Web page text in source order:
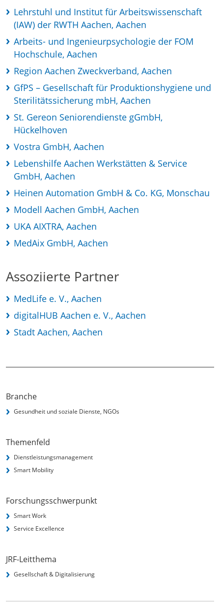
Lehrstuhl und Institut für Arbeitswissenschaft
(IAW) der RWTH Aachen, Aachen
Arbeits- und Ingenieurpsychologie der FOM
Hochschule, Aachen
Region Aachen Zweckverband, Aachen
GfPS – Gesellschaft für Produktionshygiene und
Sterilitätssicherung mbH, Aachen
St. Gereon Seniorendienste gGmbH,
Hückelhoven
Vostra GmbH, Aachen
Lebenshilfe Aachen Werkstätten & Service
GmbH, Aachen
Heinen Automation GmbH & Co. KG, Monschau
Modell Aachen GmbH, Aachen
UKA AIXTRA, Aachen
MedAix GmbH, Aachen
Assoziierte Partner
MedLife e. V., Aachen
digitalHUB Aachen e. V., Aachen
Stadt Aachen, Aachen
Branche
Gesundheit und soziale Dienste, NGOs
Themenfeld
Dienstleistungsmanagement
Smart Mobility
Forschungsschwerpunkt
Smart Work
Service Excellence
JRF-Leitthema
Gesellschaft & Digitalisierung